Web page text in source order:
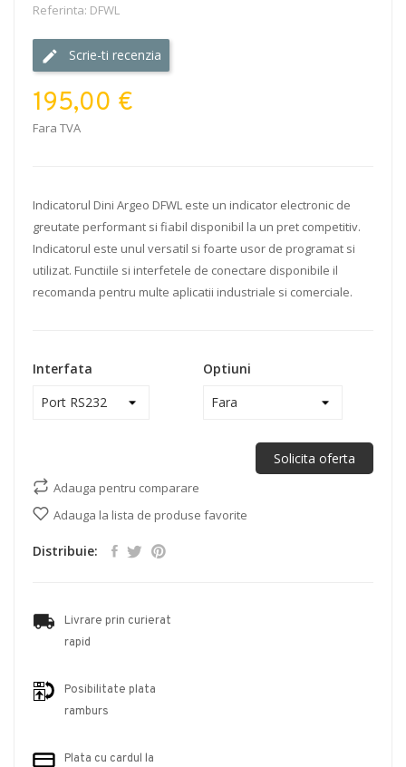
Referinta: DFWL
Scrie-ti recenzia
195,00 €
Fara TVA
Indicatorul Dini Argeo DFWL este un indicator electronic de
greutate performant si fiabil disponibil la un pret competitiv.
Indicatorul este unul versatil si foarte usor de programat si
utilizat. Functiile si interfetele de conectare disponibile il
recomanda pentru multe aplicatii industriale si comerciale.
Interfata Optiuni
Solicita oferta
Adauga pentru comparare
Adauga la lista de produse favorite
Distribuie:
Livrare prin curierat
rapid
Posibilitate plata
ramburs
Plata cu cardul la